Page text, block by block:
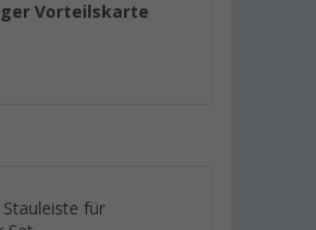
Vorteilskarte
für